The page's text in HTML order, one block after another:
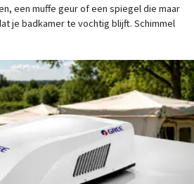
een muffe geur of een spiegel die maar
je badkamer te vochtig blijft. Schimmel